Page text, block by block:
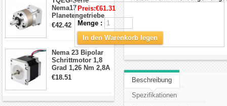
Nema17
Planetengetriebe
10:1 Spiel 15Arc-
min für Nema 17
Schrittmotor
€42.42
Nema 23 Bipolar
Schrittmotor 1,8
Grad 1,26 Nm 2,8A
2,5V 4 Drähte
€18.51
Preis:€61.31
Menge :
In den Warenkorb legen
Beschreibung
Spezifikationen